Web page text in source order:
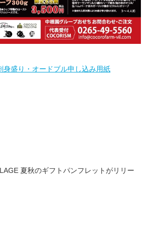
身盛り・オードブル申し込み用紙
夏秋のギフトパンフレットがリリー